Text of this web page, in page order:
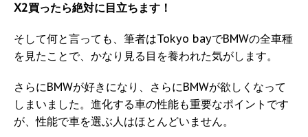
X2買ったら絶対に目立ちます！
そして何と言っても、筆者はTokyo bayでBMWの全車種
を見たことで、かなり見る目を養われた気がします。
さらにBMWが好きになり、さらにBMWが欲しくなって
しまいました。進化する車の性能も重要なポイントです
が、性能で車を選ぶ人はほとんどいません。